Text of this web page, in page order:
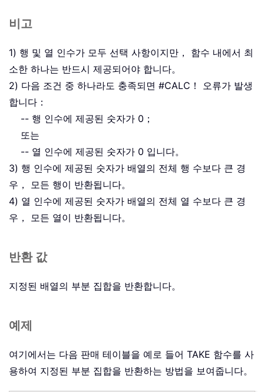
비고
1) 행 및 열 인수가 모두 선택 사항이지만， 함수 내에서 최
소한 하나는 반드시 제공되어야 합니다。
2) 다음 조건 중 하나라도 충족되면 #CALC！ 오류가 발생
합니다：
-- 행 인수에 제공된 숫자가 0；
또는
-- 열 인수에 제공된 숫자가 0 입니다。
3) 행 인수에 제공된 숫자가 배열의 전체 행 수보다 큰 경
우， 모든 행이 반환됩니다。
4) 열 인수에 제공된 숫자가 배열의 전체 열 수보다 큰 경
우， 모든 열이 반환됩니다。
반환 값
지정된 배열의 부분 집합을 반환합니다。
예제
여기에서는 다음 판매 테이블을 예로 들어 TAKE 함수를 사
용하여 지정된 부분 집합을 반환하는 방법을 보여줍니다。